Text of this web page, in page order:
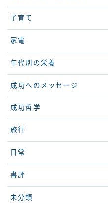
子育て
家電
年代別の栄養
成功へのメッセージ
成功哲学
旅行
日常
書評
未分類